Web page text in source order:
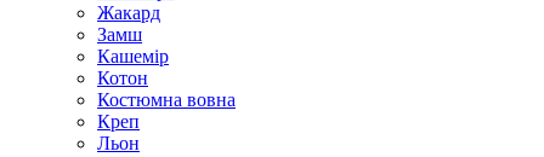
Жакард
Замш
Кашемір
Котон
Костюмна вовна
Креп
Льон